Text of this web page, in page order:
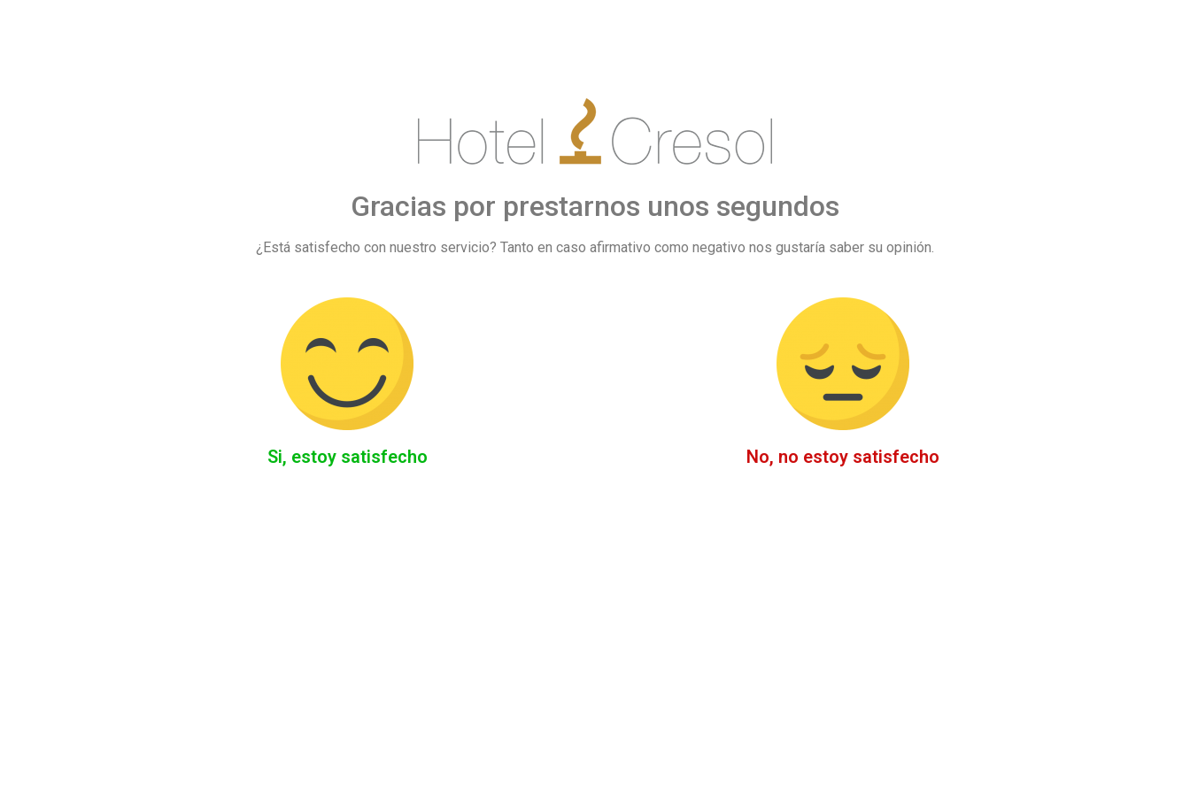
Gracias por prestarnos unos segundos
¿Está satisfecho con nuestro servicio? Tanto en caso afirmativo como negativo nos gustaría saber su opinión.
Si, estoy satisfecho No, no estoy satisfecho